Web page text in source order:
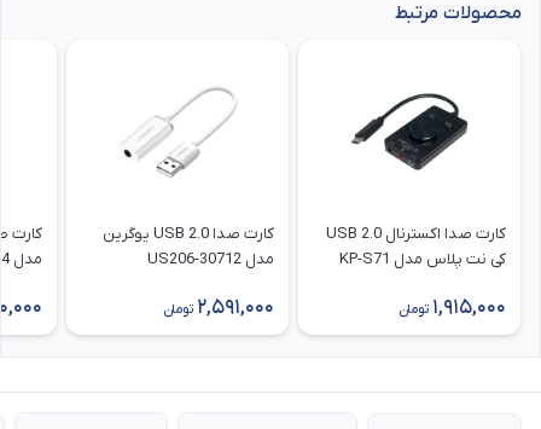
محصولات مرتبط
کارت صدا اکسترنال USB 2.0
کی نت پلاس مدل KP-S71
1,915,000 تومان
کارت صدا USB 2.0 یوگرین
مدل 30712-US206
2,591,000 تومان
مدل 80864-CM383